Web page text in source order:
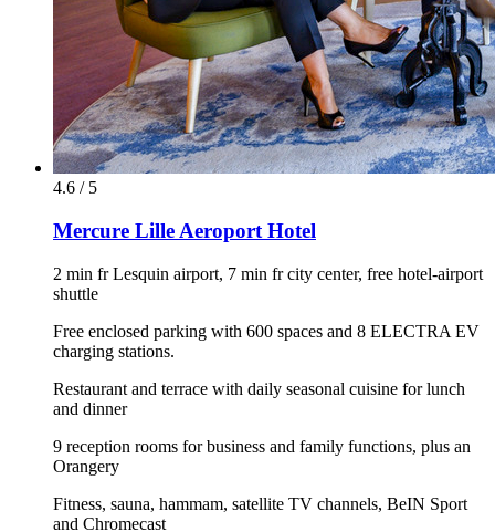
4.6 / 5
Mercure Lille Aeroport Hotel
2 min fr Lesquin airport, 7 min fr city center, free hotel-airport
shuttle
Free enclosed parking with 600 spaces and 8 ELECTRA EV
charging stations.
Restaurant and terrace with daily seasonal cuisine for lunch
and dinner
9 reception rooms for business and family functions, plus an
Orangery
Fitness, sauna, hammam, satellite TV channels, BeIN Sport
and Chromecast